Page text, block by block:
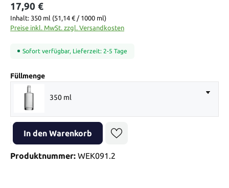
17,90 €
Inhalt: 350 ml (51,14 € / 1000 ml)
Preise inkl. MwSt. zzgl. Versandkosten
Sofort verfügbar, Lieferzeit: 2-5 Tage
Füllmengeauswählen
350 ml
Produkt Anzahl: Gib den gewünschten Wert ein oder benutze die
In den Warenkorb
Produktnummer: WEK091.2